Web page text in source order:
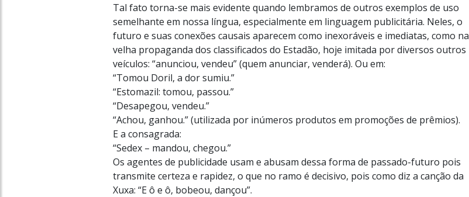
Tal fato torna-se mais evidente quando lembramos de outros exemplos de uso
semelhante em nossa língua, especialmente em linguagem publicitária. Neles, o
futuro e suas conexões causais aparecem como inexoráveis e imediatas, como na
velha propaganda dos classificados do Estadão, hoje imitada por diversos outros
veículos: “anunciou, vendeu” (quem anunciar, venderá). Ou em:
“Tomou Doril, a dor sumiu.”
“Estomazil: tomou, passou.”
“Desapegou, vendeu.”
“Achou, ganhou.” (utilizada por inúmeros produtos em promoções de prêmios).
E a consagrada:
“Sedex – mandou, chegou.”
Os agentes de publicidade usam e abusam dessa forma de passado-futuro pois
transmite certeza e rapidez, o que no ramo é decisivo, pois como diz a canção da
Xuxa: “E ô e ô, bobeou, dançou”.